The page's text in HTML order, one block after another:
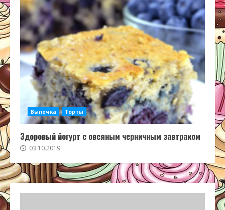
Выпечка Торты
Здоровый йогурт с овсяным черничным завтраком
03.10.2019